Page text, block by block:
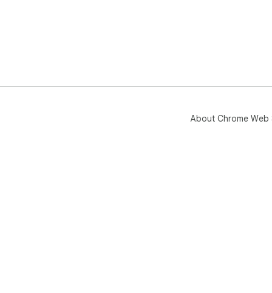
About Chrome Web